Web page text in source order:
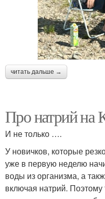
читать дальше →
Про натрий
И не только ….
У новичков, которые
уже в первую неделю
воды из организма, а
включая натрий. Поэтому